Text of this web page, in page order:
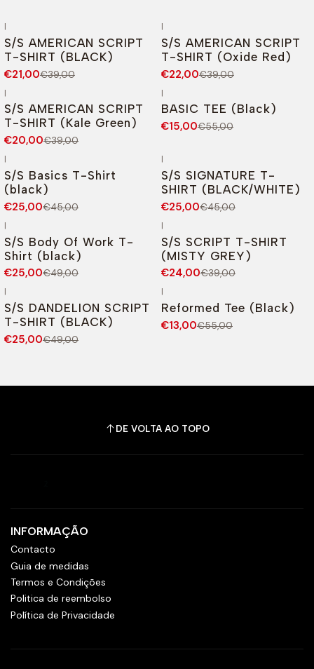
|
S/S AMERICAN SCRIPT
T-SHIRT (BLACK)
€21,00€39,00
|
S/S AMERICAN SCRIPT
T-SHIRT (Oxide Red)
€22,00€39,00
|
S/S AMERICAN SCRIPT
T-SHIRT (Kale Green)
€20,00€39,00
|
BASIC TEE (Black)
€15,00€55,00
|
S/S Basics T-Shirt
(black)
€25,00€45,00
|
S/S SIGNATURE T-
SHIRT (BLACK/WHITE)
€25,00€45,00
|
S/S Body Of Work T-
Shirt (black)
€25,00€49,00
|
S/S SCRIPT T-SHIRT
(MISTY GREY)
€24,00€39,00
|
S/S DANDELION SCRIPT
T-SHIRT (BLACK)
€25,00€49,00
|
Reformed Tee (Black)
€13,00€55,00
DE VOLTA AO TOPO
INFORMAÇÃO
Contacto
Guia de medidas
Termos e Condições
Politica de reembolso
Política de Privacidade